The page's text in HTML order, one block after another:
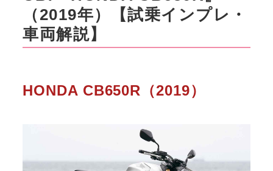
（2019年）【試乗インプレ・
車両解説】
HONDA CB650R（2019）